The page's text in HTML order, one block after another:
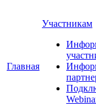
Главная
Участникам